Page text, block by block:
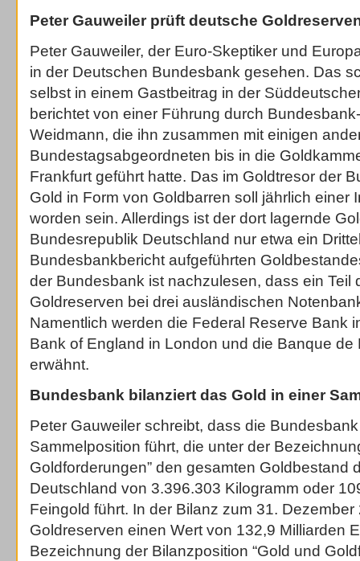
Peter Gauweiler prüft deutsche
Peter Gauweiler, der Euro-Skeptiker und
in der Deutschen Bundesbank gesehen. Das
selbst in einem Gastbeitrag in der
berichtet von einer Führung durch
Weidmann, die ihn zusammen mit einigen
Bundestagsabgeordneten bis in die
Frankfurt geführt hatte. Das im Goldtresor der
Gold in Form von Goldbarren soll jährlich einer
worden sein. Allerdings ist der dort lagernde
Bundesrepublik Deutschland nur etwa ein
Bundesbankbericht aufgeführten
der Bundesbank ist nachzulesen, dass ein Teil
Goldreserven bei drei ausländischen
Namentlich werden die Federal Reserve Bank
Bank of England in London und die Banque de
erwähnt.
Bundesbank bilanziert das Gold in einer
Peter Gauweiler schreibt, dass die
Sammelposition führt, die unter der
Goldforderungen” den gesamten Goldbestand
Deutschland von 3.396.303 Kilogramm oder
Feingold führt. In der Bilanz zum 31. Dezember
Goldreserven einen Wert von 132,9 Milliarden
Bezeichnung der Bilanzposition “Gold und